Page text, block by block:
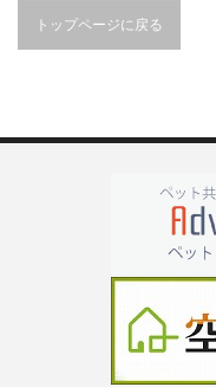
トップページに戻る